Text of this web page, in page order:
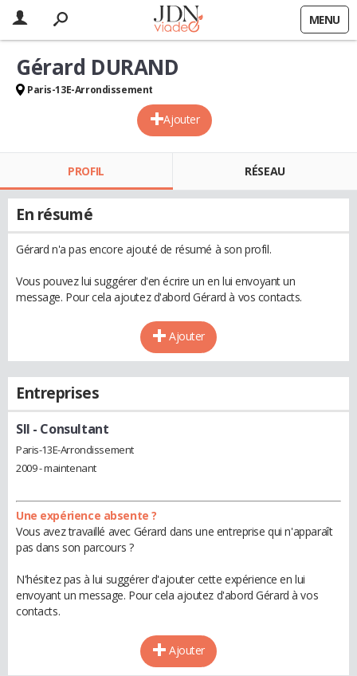
MENU
Ajouter
Gérard DURAND
Paris-13E-Arrondissement
PROFIL RÉSEAU
En résumé
Gérard n'a pas encore ajouté de résumé à son profil.
Vous pouvez lui suggérer d'en écrire un en lui envoyant un
message. Pour cela ajoutez d'abord Gérard à vos contacts.
Ajouter
Entreprises
SII - Consultant
Paris-13E-Arrondissement
2009 - maintenant
Une expérience absente ?
Vous avez travaillé avec Gérard dans une entreprise qui n'apparaît
pas dans son parcours ?
N'hésitez pas à lui suggérer d'ajouter cette expérience en lui
envoyant un message. Pour cela ajoutez d'abord Gérard à vos
contacts.
Ajouter